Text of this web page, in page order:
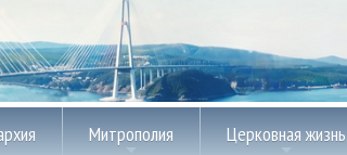
Митрополия Церковная жизнь